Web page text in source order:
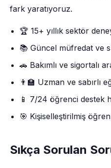
fark yaratıyoruz.
🏆 15+ yıllık sektör
📚 Güncel müfredat ve
🚗 Bakımlı ve sigortalı
👨‍🏫 Uzman ve sabırlı
📱 7/24 öğrenci destek
🎯 Kişiselleştirilmiş
Sıkça Sorulan